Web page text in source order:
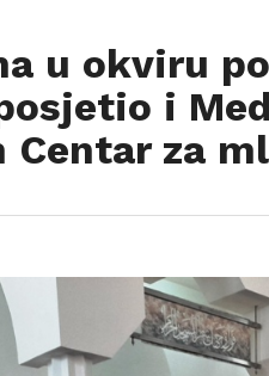
u okviru
i
za